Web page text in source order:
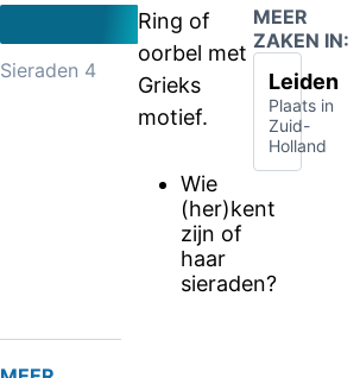
Sieraden 4
Ring of
oorbel met
Grieks
motief.
Wie
(her)kent
zijn of
haar
sieraden?
MEER
ZAKEN IN:
Leiden
Plaats in
Zuid-
Holland